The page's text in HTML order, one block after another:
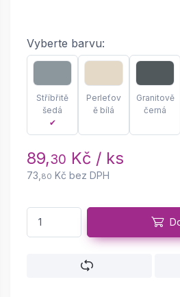
Vyberte barvu:
Stříbřitě
šedá
✔
Perleťov
ě bílá
Granitově
černá
89,30 Kč / ks
73, 80 Kč bez DPH